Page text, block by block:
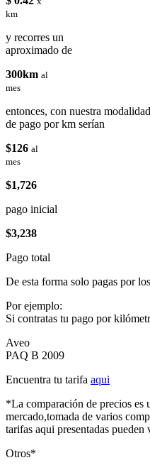
km
y recorres un
aproximado de
300km al
mes
entonces, con nuestra modalidad
de pago por km serían
$126 al
mes
$1,726
pago inicial
$3,238
Pago total
De esta forma solo pagas por
Por ejemplo:
Si contratas tu pago por
Aveo
PAQ B 2009
Encuentra tu tarifa aqui
*La comparación de precios es
mercado,tomada de varios
tarifas aqui presentadas pueden
Otros*